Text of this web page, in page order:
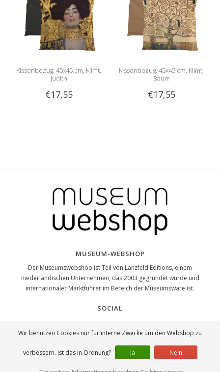
Kissenbezug, 45x45 cm, Klimt,
Judith
€17,55
Kissenbezug, 45x45 cm, Klimt,
Baum
€17,55
MUSEUM-WEBSHOP
Der Museumswebshop ist Teil von Lanzfeld Editions, einem
niederländischen Unternehmen, das 2003 gegründet wurde und
internationaler Marktführer im Bereich der Museumsware ist.
SOCIAL
Wir benutzen Cookies nur für interne Zwecke um den Webshop zu
verbessern. Ist das in Ordnung? Ja Nein